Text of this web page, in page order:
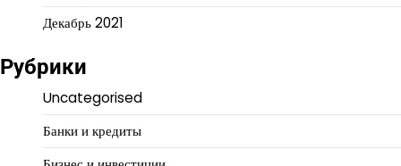
Декабрь 2021
Рубрики
Uncategorised
Банки и кредиты